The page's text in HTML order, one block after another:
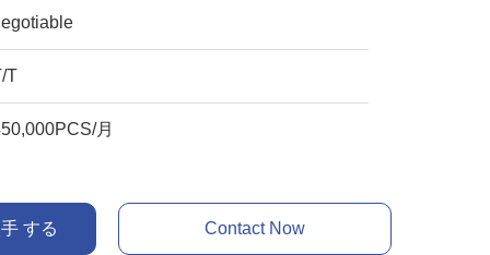
T
月
する Contact Now